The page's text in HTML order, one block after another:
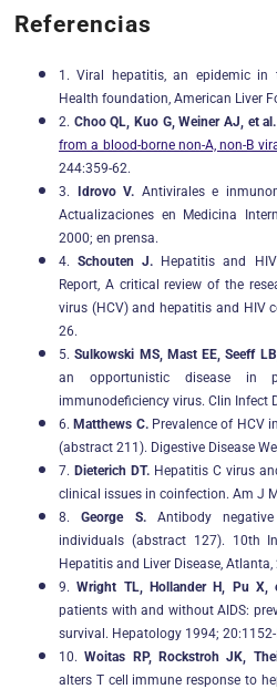
Referencias
1. Viral hepatitis, an epidemic in
Health foundation, American Liver
2. Choo QL, Kuo G, Weiner AJ, et al.
from a blood-borne non-A, non-B
244:359-62.
3. Idrovo V. Antivirales e
Actualizaciones en Medicina
2000; en prensa.
4.Schouten J. Hepatitis and
Report, A critical review of the
virus (HCV) and hepatitis and HIV
26.
5.Sulkowski MS, Mast EE, Seeff
an opportunistic disease in
immunodeficiency virus. Clin Infect
6.Matthews C.Prevalence of HCV
(abstract 211). Digestive Disease
7. Dieterich DT. Hepatitis C virus
clinical issues in coinfection. Am J
8.George S.Antibody
individuals (abstract 127). 10th
Hepatitis and Liver Disease, Atlanta,
9.Wright TL, Hollander H, Pu X,
patients with and without AIDS:
survival. Hepatology 1994; 20:1152-
10. Woitas RP, Rockstroh JK,
alters T cell immune response to